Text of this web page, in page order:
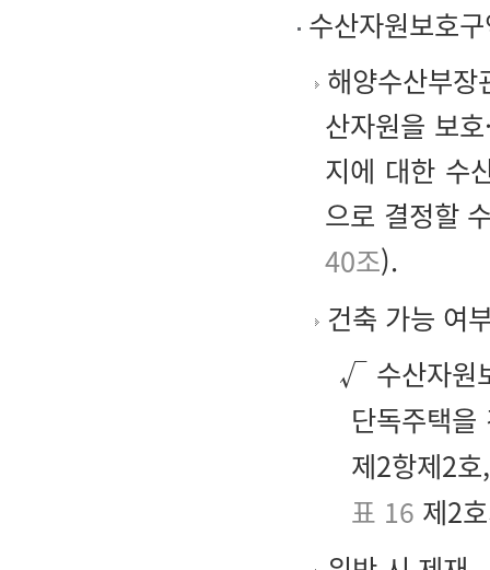
수산자원보호
해양수산부
산자원을 보
지에 대한 수
으로 결정할
40조).
건축 가능 여
√ 수산자원
단독주택
제2항제2
표 16 제2